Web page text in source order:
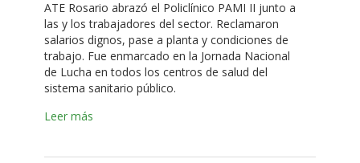
ATE Rosario abrazó el Policlínico PAMI II junto a
las y los trabajadores del sector. Reclamaron
salarios dignos, pase a planta y condiciones de
trabajo. Fue enmarcado en la Jornada Nacional
de Lucha en todos los centros de salud del
sistema sanitario público.
Leer más